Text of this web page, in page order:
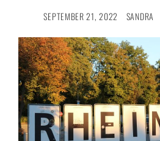
SEPTEMBER 21, 2022 SANDRA